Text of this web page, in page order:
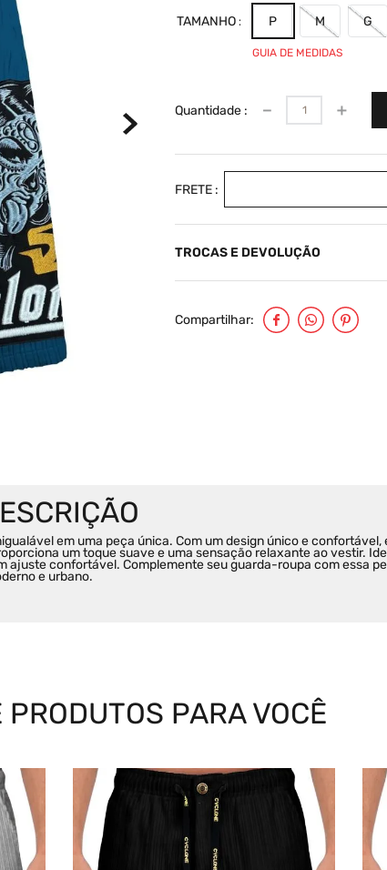
TAMANHO P M G
GUIA DE MEDIDAS
Quantidade ＋
－
TROCAS E DEVOLUÇÃO
Compartilhar
em uma peça única. Com um design único e
um toque suave e uma sensação relaxante ao vestir.
ajuste confortável. Complemente seu guarda-roupa com essa
e urbano.
PARA VOCÊ